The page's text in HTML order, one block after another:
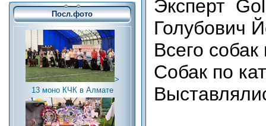
Посл.фото
>
13 моно КЧК в Алмате
Эксперт
Голубович
Всего
Собак по